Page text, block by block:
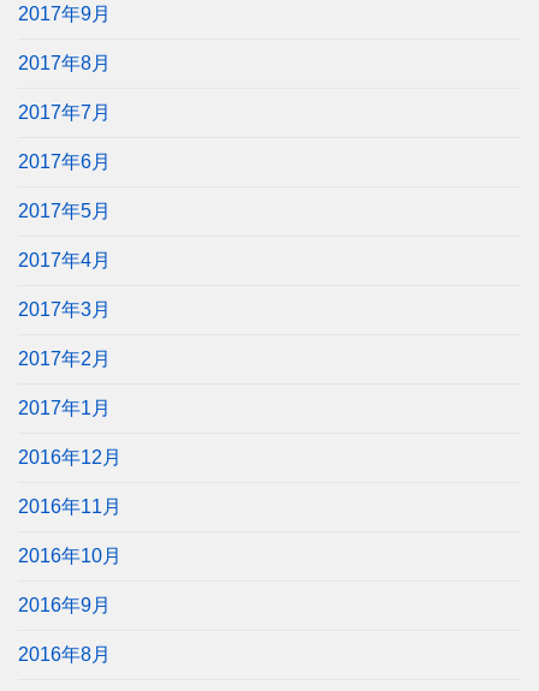
2017年9月
2017年8月
2017年7月
2017年6月
2017年5月
2017年4月
2017年3月
2017年2月
2017年1月
2016年12月
2016年11月
2016年10月
2016年9月
2016年8月